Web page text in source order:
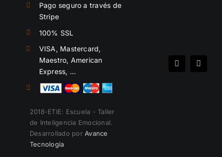
Pago seguro a través de
Stripe
100% SSL
VISA, Mastercard,
Maestro, American
Express, …
2018-ETIE: Escuela - Taller
de Inteligencia Emocional.
Desarrollado porAvance
Tecnología
Spotify